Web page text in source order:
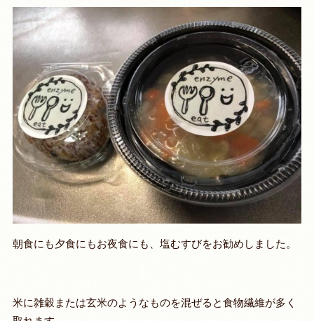
朝食にも夕食にもお夜食にも、塩むすびをお勧めしました。
米に雑穀または玄米のようなものを混ぜると食物繊維が多く